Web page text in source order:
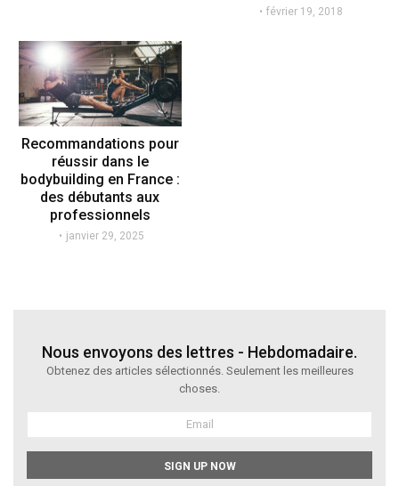
février 19, 2018
Recommandations pour
réussir dans le
bodybuilding en France :
des débutants aux
professionnels
janvier 29, 2025
Nous envoyons des lettres - Hebdomadaire.
Obtenez des articles sélectionnés. Seulement les meilleures
choses.